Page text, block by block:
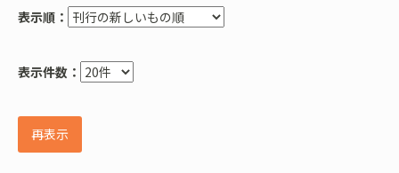
表示順：
表示件数：
再表示